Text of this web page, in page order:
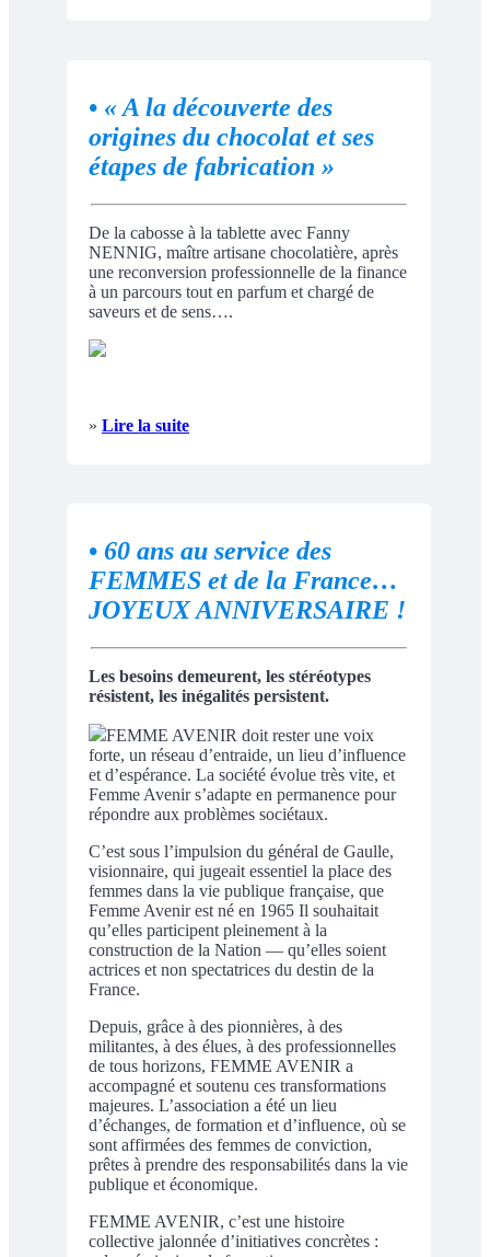
• « A la découverte des
origines du chocolat et ses
étapes de fabrication »
De la cabosse à la tablette avec Fanny
NENNIG, maître artisane chocolatière, après
une reconversion professionnelle de la finance
à un parcours tout en parfum et chargé de
saveurs et de sens….
» Lire la suite
• 60 ans au service des
FEMMES et de la France…
JOYEUX ANNIVERSAIRE !
Les besoins demeurent, les stéréotypes
résistent, les inégalités persistent.
FEMME AVENIR doit rester une voix
forte, un réseau d’entraide, un lieu d’influence
et d’espérance. La société évolue très vite, et
Femme Avenir s’adapte en permanence pour
répondre aux problèmes sociétaux.
C’est sous l’impulsion du général de Gaulle,
visionnaire, qui jugeait essentiel la place des
femmes dans la vie publique française, que
Femme Avenir est né en 1965 Il souhaitait
qu’elles participent pleinement à la
construction de la Nation — qu’elles soient
actrices et non spectatrices du destin de la
France.
Depuis, grâce à des pionnières, à des
militantes, à des élues, à des professionnelles
de tous horizons, FEMME AVENIR a
accompagné et soutenu ces transformations
majeures. L’association a été un lieu
d’échanges, de formation et d’influence, où se
sont affirmées des femmes de conviction,
prêtes à prendre des responsabilités dans la vie
publique et économique.
FEMME AVENIR, c’est une histoire
collective jalonnée d’initiatives concrètes :